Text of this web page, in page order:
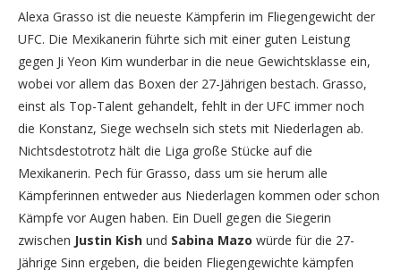
Alexa Grasso ist die neueste Kämpferin im Fliegengewicht der
UFC. Die Mexikanerin führte sich mit einer guten Leistung
gegen Ji Yeon Kim wunderbar in die neue Gewichtsklasse ein,
wobei vor allem das Boxen der 27-Jährigen bestach. Grasso,
einst als Top-Talent gehandelt, fehlt in der UFC immer noch
die Konstanz, Siege wechseln sich stets mit Niederlagen ab.
Nichtsdestotrotz hält die Liga große Stücke auf die
Mexikanerin. Pech für Grasso, dass um sie herum alle
Kämpferinnen entweder aus Niederlagen kommen oder schon
Kämpfe vor Augen haben. Ein Duell gegen die Siegerin
zwischen Justin Kish und Sabina Mazo würde für die 27-
Jährige Sinn ergeben, die beiden Fliegengewichte kämpfen